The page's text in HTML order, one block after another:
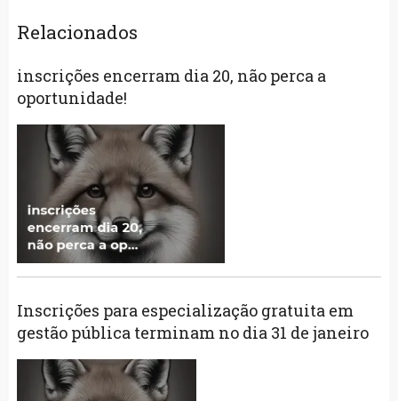
Relacionados
inscrições encerram dia 20, não perca a
oportunidade!
Inscrições para especialização gratuita em
gestão pública terminam no dia 31 de janeiro